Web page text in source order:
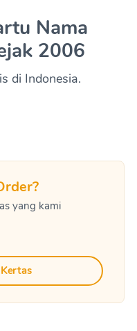
Nama
2006
di Indonesia.
yang kami